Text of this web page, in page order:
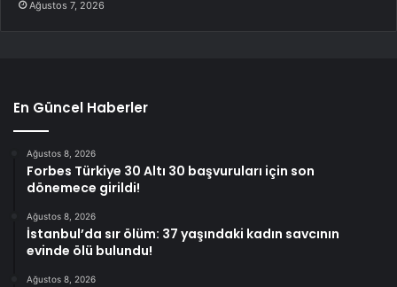
Ağustos 7, 2026
En Güncel Haberler
Ağustos 8, 2026
Forbes Türkiye 30 Altı 30 başvuruları için son
dönemece girildi!
Ağustos 8, 2026
İstanbul’da sır ölüm: 37 yaşındaki kadın savcının
evinde ölü bulundu!
Ağustos 8, 2026